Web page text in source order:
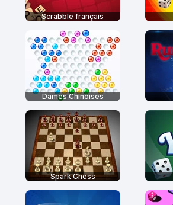
Scrabble français
Dames Chinoises
Spark Chess